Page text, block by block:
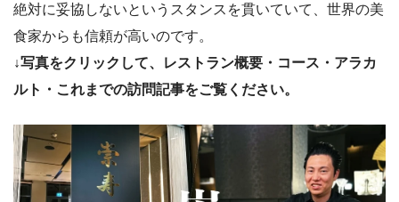
絶対に妥協しないというスタンスを貫いていて、世界の美
食家からも信頼が高いのです。
↓写真をクリックして、レストラン概要・コース・アラカ
ルト・これまでの訪問記事をご覧ください。